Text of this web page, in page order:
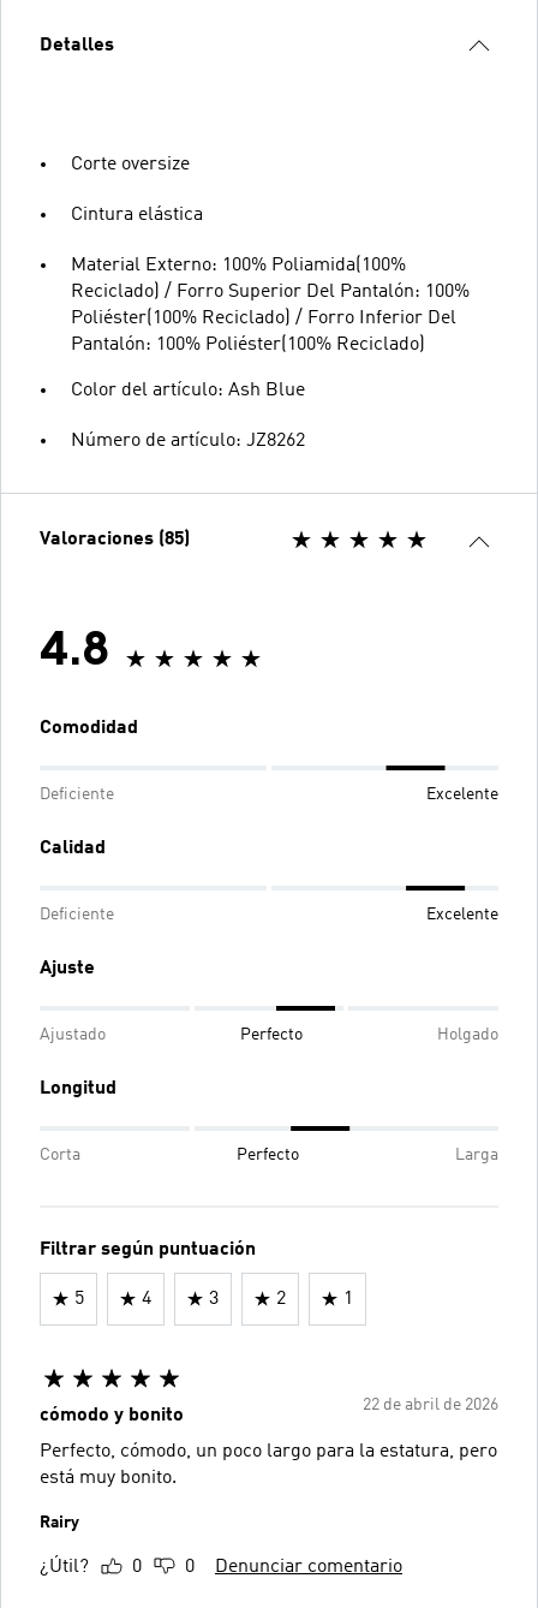
Detalles
Corte oversize
Cintura elástica
Material Externo: 100% Poliamida(100%
Reciclado) / Forro Superior Del Pantalón: 100%
Poliéster(100% Reciclado) / Forro Inferior Del
Pantalón: 100% Poliéster(100% Reciclado)
Color del artículo: Ash Blue
Número de artículo: JZ8262
Valoraciones (85)
4.8
Comodidad
Deficiente Excelente
Calidad
Deficiente Excelente
Ajuste
Ajustado Perfecto Holgado
Longitud
Corta Perfecto Larga
Filtrar según puntuación
5 4 3 2 1
22 de abril de 2026
cómodo y bonito
Perfecto, cómodo, un poco largo para la estatura, pero
está muy bonito.
Rairy
¿Útil? 0 0 Denunciar comentario